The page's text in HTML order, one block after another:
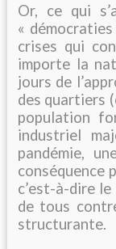
Or, ce qui
«
crises qui
importe la
jours de
des quartiers
population
industriel
pandémie,
conséquence
c’est-à-dire
de tous
structurante.